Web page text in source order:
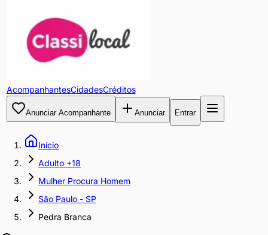
AcompanhantesCidadesCréditos
Anunciar Acompanhante Anunciar Entrar
Início
Adulto +18
Mulher Procura Homem
São Paulo - SP
Pedra Branca